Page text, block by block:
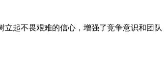
起不畏艰难的信心，增强了竞争意识和团队